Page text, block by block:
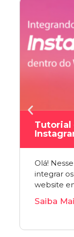
Tutorial
Olá!
integrar
website
Saiba